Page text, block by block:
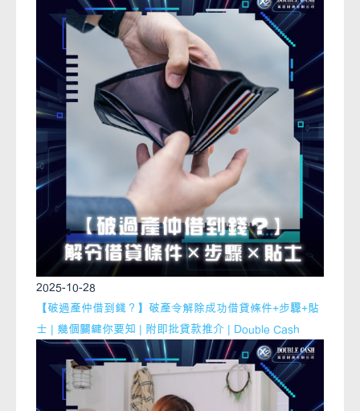
2025-10-28
【破過產仲借到錢？】破產令解除成功借貸條件+步驟+貼
士 | 幾個關鍵你要知 | 附即批貸款推介 | Double Cash